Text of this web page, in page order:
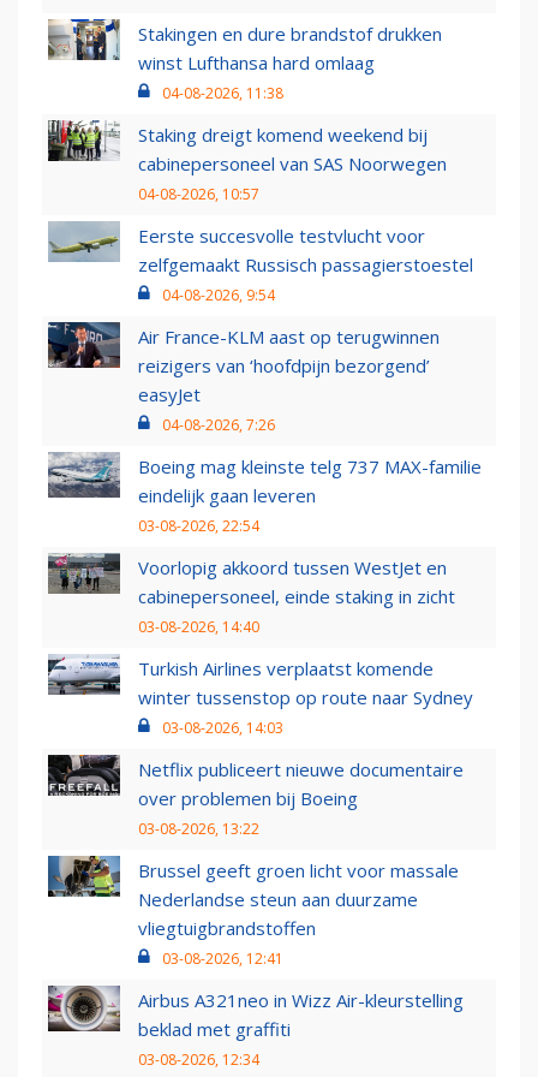
Stakingen en dure brandstof drukken
winst Lufthansa hard omlaag
04-08-2026, 11:38
Staking dreigt komend weekend bij
cabinepersoneel van SAS Noorwegen
04-08-2026, 10:57
Eerste succesvolle testvlucht voor
zelfgemaakt Russisch passagierstoestel
04-08-2026, 9:54
Air France-KLM aast op terugwinnen
reizigers van ‘hoofdpijn bezorgend’
easyJet
04-08-2026, 7:26
Boeing mag kleinste telg 737 MAX-familie
eindelijk gaan leveren
03-08-2026, 22:54
Voorlopig akkoord tussen WestJet en
cabinepersoneel, einde staking in zicht
03-08-2026, 14:40
Turkish Airlines verplaatst komende
winter tussenstop op route naar Sydney
03-08-2026, 14:03
Netflix publiceert nieuwe documentaire
over problemen bij Boeing
03-08-2026, 13:22
Brussel geeft groen licht voor massale
Nederlandse steun aan duurzame
vliegtuigbrandstoffen
03-08-2026, 12:41
Airbus A321neo in Wizz Air-kleurstelling
beklad met graffiti
03-08-2026, 12:34